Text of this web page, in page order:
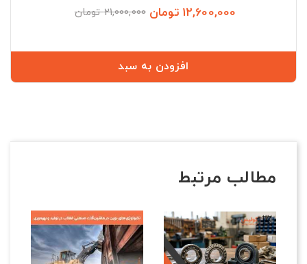
12,600,000 تومان 21,000,000 تومان
افزودن به سبد
مطالب مرتبط